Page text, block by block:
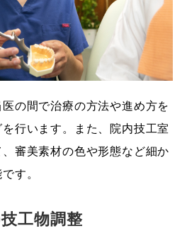
の間で治療の方法や進め方を
行います。また、院内技工室
審美素材の色や形態など細か
す。
工物調整